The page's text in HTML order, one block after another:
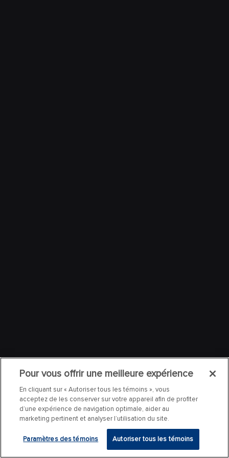
Pour vous offrir une meilleure expérience
En cliquant sur « Autoriser tous les témoins », vous
acceptez de les conserver sur votre appareil afin de profiter
d’une expérience de navigation optimale, aider au
marketing pertinent et analyser l’utilisation du site.
Paramètres des témoins Autoriser tous les témoins